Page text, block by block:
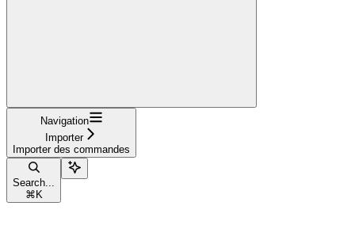
Navigation
Importer
Importer des commandes
Search...
⌘ K